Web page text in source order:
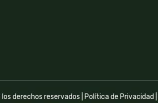
derechos reservados | Política de Privacidad